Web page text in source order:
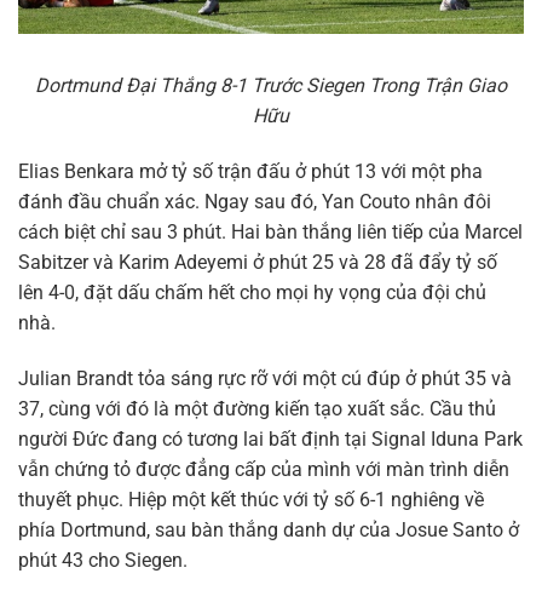
Dortmund Đại Thắng 8-1 Trước Siegen Trong Trận Giao
Hữu
Elias Benkara mở tỷ số trận đấu ở phút 13 với một pha
đánh đầu chuẩn xác. Ngay sau đó, Yan Couto nhân đôi
cách biệt chỉ sau 3 phút. Hai bàn thắng liên tiếp của Marcel
Sabitzer và Karim Adeyemi ở phút 25 và 28 đã đẩy tỷ số
lên 4-0, đặt dấu chấm hết cho mọi hy vọng của đội chủ
nhà.
Julian Brandt tỏa sáng rực rỡ với một cú đúp ở phút 35 và
37, cùng với đó là một đường kiến tạo xuất sắc. Cầu thủ
người Đức đang có tương lai bất định tại Signal Iduna Park
vẫn chứng tỏ được đẳng cấp của mình với màn trình diễn
thuyết phục. Hiệp một kết thúc với tỷ số 6-1 nghiêng về
phía Dortmund, sau bàn thắng danh dự của Josue Santo ở
phút 43 cho Siegen.